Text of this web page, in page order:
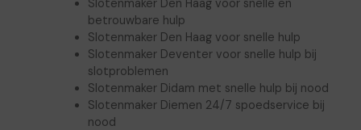
betrouwbare hulp
Slotenmaker Den Haag voor snelle hulp
Slotenmaker Deventer voor snelle hulp bij
slotproblemen
Slotenmaker Didam met snelle hulp bij nood
Slotenmaker Diemen 24/7 spoedservice bij
nood